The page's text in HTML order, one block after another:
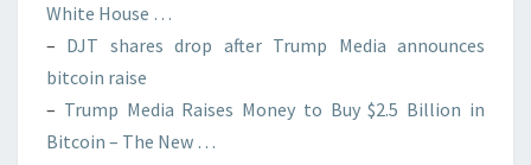
White House …
– DJT shares drop after Trump Media announces
bitcoin raise
– Trump Media Raises Money to Buy $2.5 Billion in
Bitcoin – The New …